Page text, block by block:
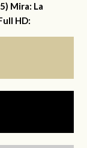
Mira: La
HD: